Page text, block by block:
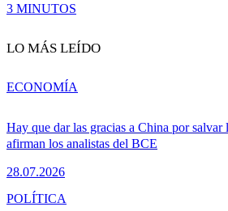
3 MINUTOS
LO MÁS LEÍDO
Hay que dar las gracias a China por salvar
afirman los analistas del BCE
28.07.2026
ECONOMÍA
POLÍTICA